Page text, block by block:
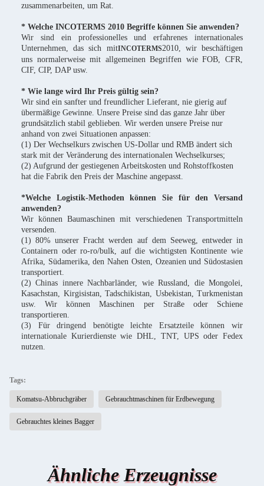
zusammenarbeiten, um Rat.
* Welche INCOTERMS 2010 Begriffe können Sie anwenden?
Wir sind ein professionelles und erfahrenes internationales
Unternehmen, das sich mitINCOTERMS2010, wir beschäftigen
uns normalerweise mit allgemeinen Begriffen wie FOB, CFR,
CIF, CIP, DAP usw.
* Wie lange wird Ihr Preis gültig sein?
Wir sind ein sanfter und freundlicher Lieferant, nie gierig auf
übermäßige Gewinne. Unsere Preise sind das ganze Jahr über
grundsätzlich stabil geblieben. Wir werden unsere Preise nur
anhand von zwei Situationen anpassen:
(1) Der Wechselkurs zwischen US-Dollar und RMB ändert sich
stark mit der Veränderung des internationalen Wechselkurses;
(2) Aufgrund der gestiegenen Arbeitskosten und Rohstoffkosten
hat die Fabrik den Preis der Maschine angepasst.
*Welche Logistik-Methoden können Sie für den Versand
anwenden?
Wir können Baumaschinen mit verschiedenen Transportmitteln
versenden.
(1) 80% unserer Fracht werden auf dem Seeweg, entweder in
Containern oder ro-ro/bulk, auf die wichtigsten Kontinente wie
Afrika, Südamerika, den Nahen Osten, Ozeanien und Südostasien
transportiert.
(2) Chinas innere Nachbarländer, wie Russland, die Mongolei,
Kasachstan, Kirgisistan, Tadschikistan, Usbekistan, Turkmenistan
usw. Wir können Maschinen per Straße oder Schiene
transportieren.
(3) Für dringend benötigte leichte Ersatzteile können wir
internationale Kurierdienste wie DHL, TNT, UPS oder Fedex
nutzen.
Tags:
Komatsu-Abbruchgräber Gebrauchtmaschinen für Erdbewegung
Gebrauchtes kleines Bagger
Ähnliche Erzeugnisse